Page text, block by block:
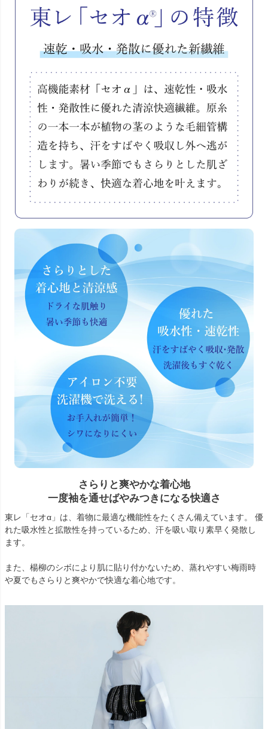
さらりと爽やかな着心地
一度袖を通せばやみつきになる快適さ
東レ「セオα」は、着物に最適な機能性をたくさん備えています。 優
れた吸水性と拡散性を持っているため、汗を吸い取り素早く発散し
ます。
また、楊柳のシボにより肌に貼り付かないため、蒸れやすい梅雨時
や夏でもさらりと爽やかで快適な着心地です。